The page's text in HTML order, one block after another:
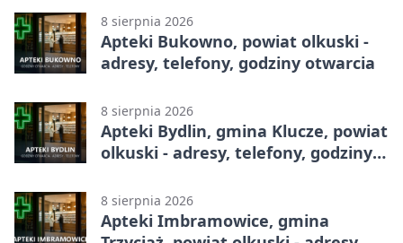
8 sierpnia 2026
Apteki Bukowno, powiat olkuski -
adresy, telefony, godziny otwarcia
8 sierpnia 2026
Apteki Bydlin, gmina Klucze, powiat
olkuski - adresy, telefony, godziny
8 sierpnia 2026
Apteki Imbramowice, gmina